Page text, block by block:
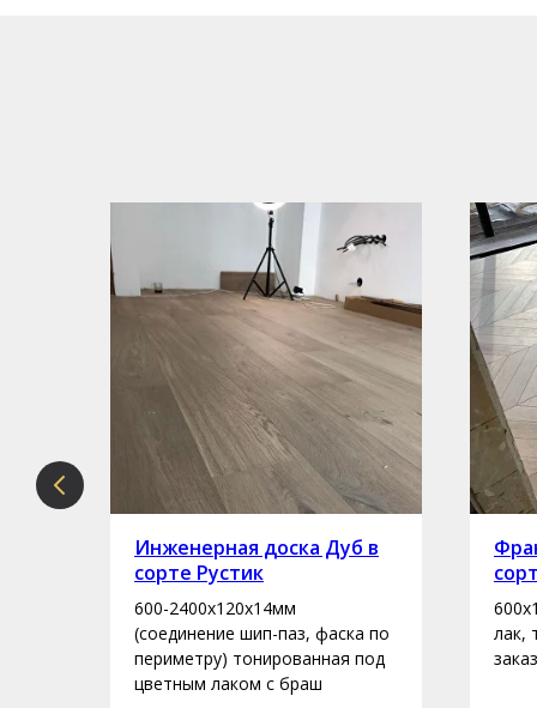
Инженерная доска Дуб в
сорте Рустик
600-2400х120х14мм
(соединение шип-паз, фаска по
периметру) тонированная под
цветным лаком с браш
лак,